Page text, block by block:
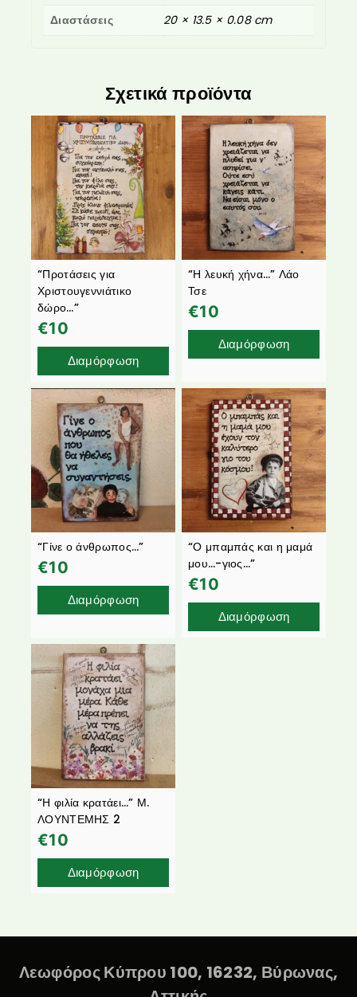
Διαστάσεις
20 × 13.5 × 0.08 cm
Σχετικά προϊόντα
“Προτάσεις για
Χριστουγεννιάτικο
δώρο…”
€10
Διαμόρφωση
“Η λευκή χήνα…” Λάο
Τσε
€10
Διαμόρφωση
“Γίνε ο άνθρωπος…”
€10
Διαμόρφωση
“Ο μπαμπάς και η μαμά
μου…-γιος…”
€10
Διαμόρφωση
“Η φιλία κρατάει…” Μ.
ΛΟΥΝΤΕΜΗΣ 2
€10
Διαμόρφωση
Λεωφόρος Κύπρου 100, 16232, Βύρωνας,